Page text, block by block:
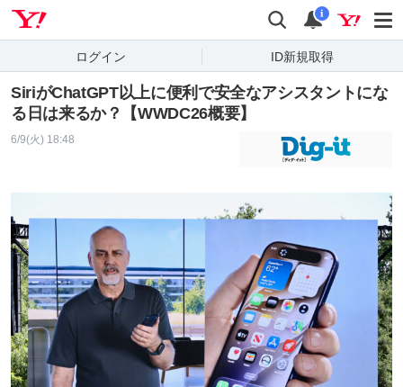
検索 通知
i
ログイン ID新規取得
SiriがChatGPT以上に便利で安全なアシスタントにな
る日は来るか？【WWDC26概要】
6/9(火) 18:48